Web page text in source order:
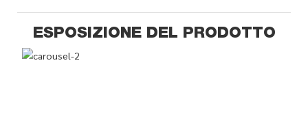
ESPOSIZIONE DEL PRODOTTO